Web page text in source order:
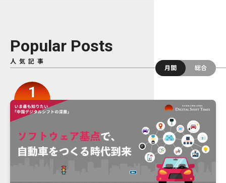
Popular Posts
人気記事
月間
総合